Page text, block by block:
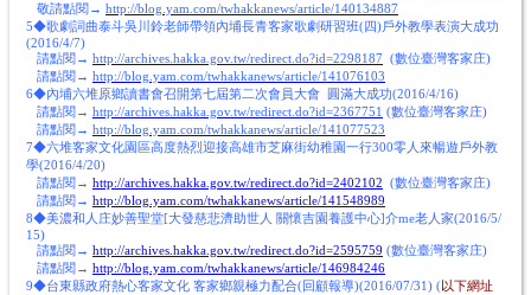
敬請點閱→ http://blog.yam.com/twhakkanews/article/140134887
5◆歌劇詞曲泰斗吳川鈴老師帶領內埔長青客家歌劇研習班(四)戶外教學表演大成功
(2016/4/7)
請點閱→ http://archives.hakka.gov.tw/redirect.do?id=2298187 (數位臺灣客家庄)
請點閱→ http://blog.yam.com/twhakkanews/article/141076103
6◆內埔六堆原鄉讀書會召開第七屆第二次會員大會 圓滿大成功(2016/4/16)
請點閱→ http://archives.hakka.gov.tw/redirect.do?id=2367751 (數位臺灣客家庄)
請點閱→ http://blog.yam.com/twhakkanews/article/141077523
7◆六堆客家文化園區高度熱烈迎接高雄市芝麻街幼稚園一行300零人來暢遊戶外教
學(2016/4/20)
請點閱→ http://archives.hakka.gov.tw/redirect.do?id=2402102 (數位臺灣客家庄)
請點閱→ http://blog.yam.com/twhakkanews/article/141548989
8◆美濃和人庄妙善聖堂[大發慈悲濟助世人 關懷吉園養護中心]介me老人家(2016/5/
15)
請點閱→ http://archives.hakka.gov.tw/redirect.do?id=2595759 (數位臺灣客家庄)
請點閱→ http://blog.yam.com/twhakkanews/article/146984246
9◆台東縣政府熱心客家文化 客家鄉親極力配合(回顧報導)(2016/07/31) (以下網址